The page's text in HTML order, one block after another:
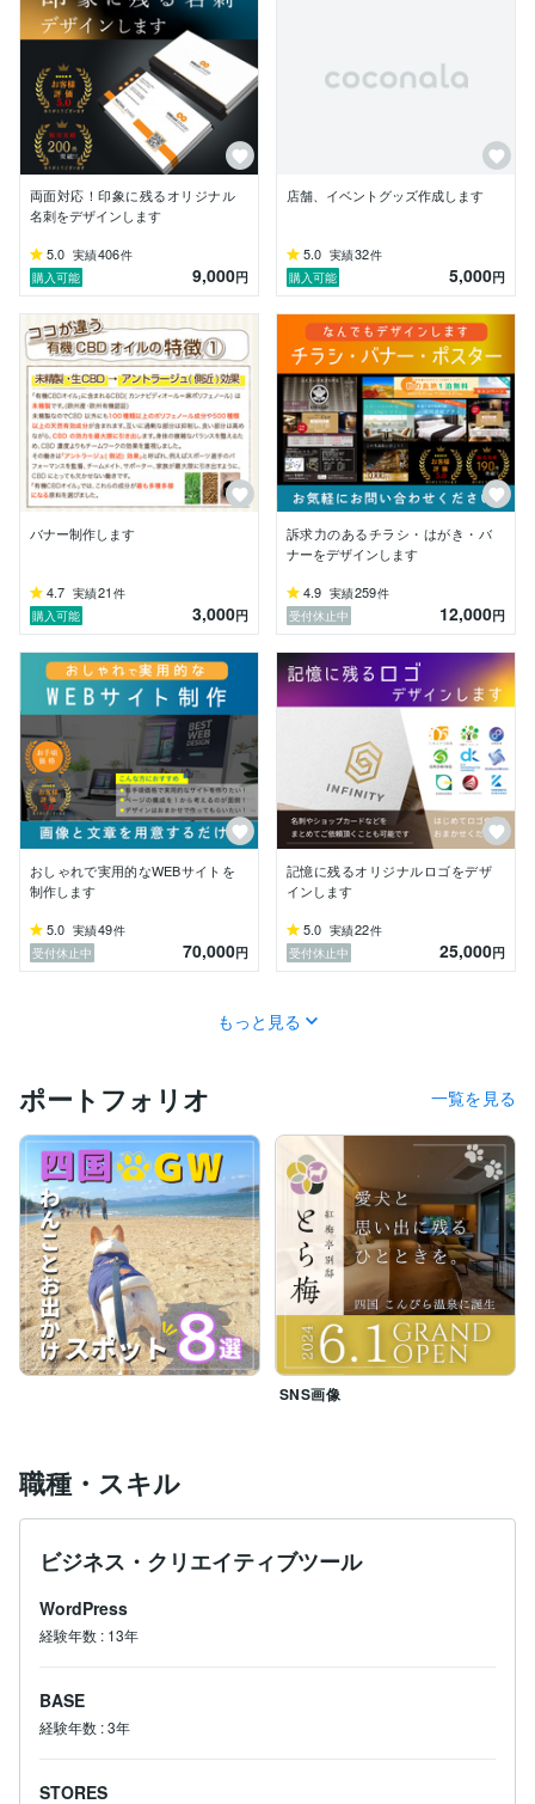
気になる点は遠慮なくお気軽にお問い合わせくださいま
どうぞよろしくお願いいたします。
※制作物は制作事例としてホームページなどに掲載させ
ていただく場合がございます。
（NGの場合はお気軽にお知らせください）
＜ポートフォリオサイト＞
https://shino-design.com/
両面対応！印象に残るオリジナル
名刺をデザインします
5.0 実績406件
購入可能
9,000円
店舗、イベントグッズ作成します
5.0 実績32件
購入可能
5,000円
バナー制作します
4.7 実績21 件
購入可能
3,000円
訴求力のあるチラシ・はがき・バ
ナーをデザインします
4.9 実績259件
受付休止中
12,000円
おしゃれで実用的なWEBサイトを
制作します
5.0 実績49件
受付休止中
70,000円
記憶に残るオリジナルロゴをデザ
インします
5.0 実績22件
受付休止中
25,000円
もっと見る
ポートフォリオ 一覧を見る
SNS画像
職種・スキル
ビジネス・クリエイティブツール
WordPress
経験年数 : 13年
BASE
経験年数 :3年
STORES